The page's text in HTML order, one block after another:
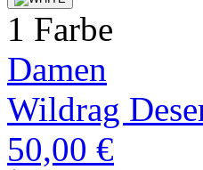
1 Farbe
Damen
Wildrag
50,00 €